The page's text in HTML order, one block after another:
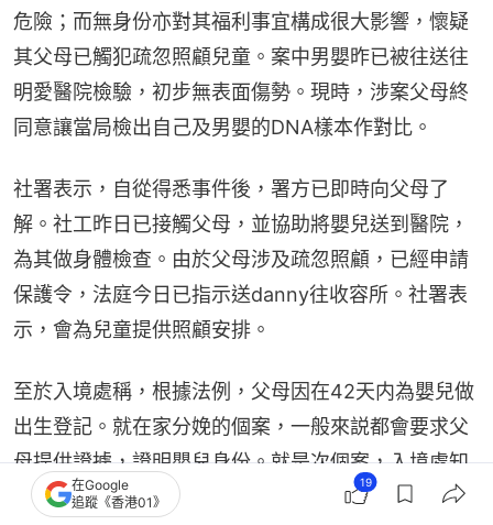
危險；而無身份亦對其福利事宜構成很大影響，懷疑
其父母已觸犯疏忽照顧兒童。案中男嬰昨已被往送往
明愛醫院檢驗，初步無表面傷勢。現時，涉案父母終
同意讓當局檢出自己及男嬰的DNA樣本作對比。
社署表示，自從得悉事件後，署方已即時向父母了
解。社工昨日已接觸父母，並協助將嬰兒送到醫院，
為其做身體檢查。由於父母涉及疏忽照顧，已經申請
保護令，法庭今日已指示送danny往收容所。社署表
示，會為兒童提供照顧安排。
至於入境處稱，根據法例，父母因在42天内為嬰兒做
出生登記。就在家分娩的個案，一般來説都會要求父
母提供證據，證明嬰兒身份。就是次個案，入境處知
悉後，一直都有要求父母提供相關證據，但父母一直
在Google
追蹤《香港01》
19